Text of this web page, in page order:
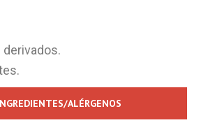
ALÉRGENOS
derivados.